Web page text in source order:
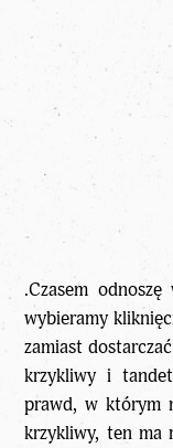
.Czasem
wybieramy
zamiast
krzykliwy i
prawd, w którym
krzykliwy, ten ma